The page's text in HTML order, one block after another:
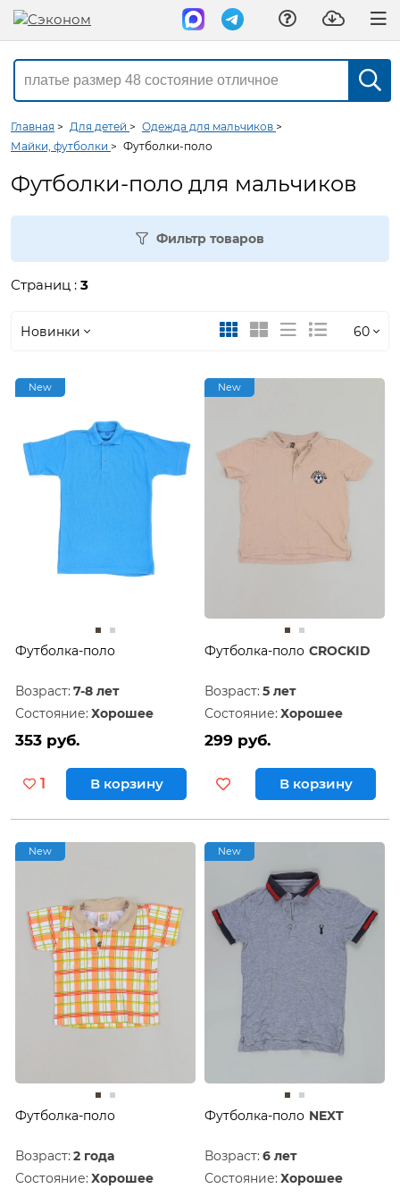
Главная > Для детей > Одежда для мальчиков >
Майки, футболки > Футболки-поло
Футболки-поло для мальчиков
Фильтр товаров
Страниц : 3
Новинки
Новинки
Дороже
60
30
120
New
Футболка-поло
Возраст: 7-8 лет
Состояние: Хорошее
353 руб.
1 В корзину
New
Футболка-поло CROCKID
Возраст: 5 лет
Состояние: Хорошее
299 руб.
В корзину
New
Футболка-поло
Возраст: 2 года
Состояние: Хорошее
New
Футболка-поло NEXT
Возраст: 6 лет
Состояние: Хорошее